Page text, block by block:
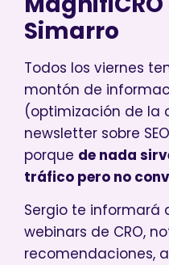
Simarro
Todos los viernes
montón de
(optimización de la
newsletter sobre
porque de nada
tráfico pero no
Sergio te informará
webinars de CRO,
recomendaciones,